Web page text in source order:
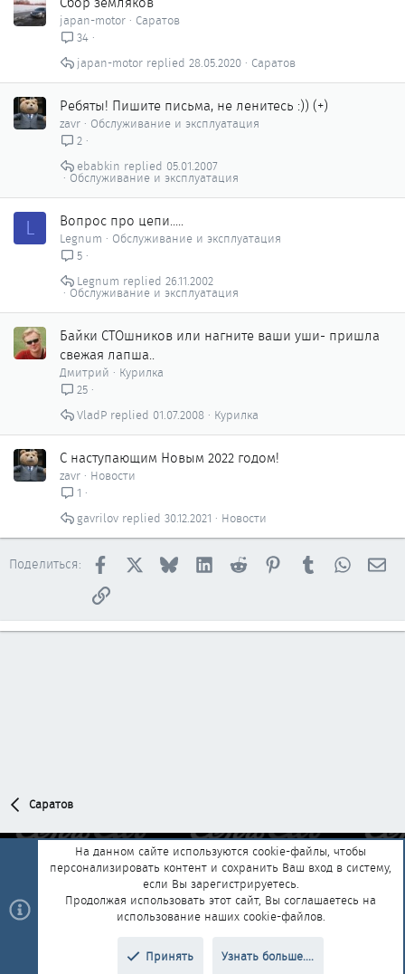
japan-motor
Саратов
34
Саратов
28.05.2020
japan-motor
Ребяты! Пишите письма, не ленитесь :)) (+)
zavr
Обслуживание и эксплуатация
2
Обслуживание и эксплуатация
05.01.2007
ebabkin
L Вопрос про цепи.....
Legnum
Обслуживание и эксплуатация
5
Обслуживание и эксплуатация
26.11.2002
Legnum
Байки СТОшников или нагните ваши уши- пришла
свежая лапша..
Дмитрий
Курилка
25
Курилка
01.07.2008
VladP
C наступающим Новым 2022 годом!
zavr
Новости
1
Новости
30.12.2021
gavrilov
Поделиться: Facebook BlueskyLinkedInReddit PinterestTumblr
Ссылка
Саратов
Обратная связь
Условия и правила
Политика конфиденциальности
Помощь Главная
R
add-ons by ThemeHouse Перевод от Jumuro®
На данном сайте используются cookie-файлы, чтобы
персонализировать контент и сохранить Ваш вход в систему,
если Вы зарегистрируетесь.
Продолжая использовать этот сайт, Вы соглашаетесь на
использование наших cookie-файлов.
Принять Узнать больше....